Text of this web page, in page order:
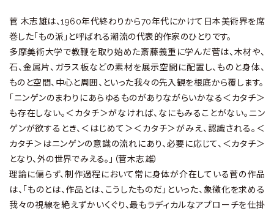
菅 木志雄は、1960年代終わりから70年代にかけて日本美術界を席
巻した「もの派」と呼ばれる潮流の代表的作家のひとりです。
多摩美術大学で教鞭を取り始めた斎藤義重に学んだ菅は、木材や、
石、金属片、ガラス板などの素材を展示空間に配置し、ものと身体、
ものと空間、中心と周囲、といった我々の先入観を根底から覆します。
「ニンゲンのまわりにあらゆるものがありながらいかなる＜カタチ＞
も存在しない。＜カタチ＞がなければ、なにもみることがない。ニン
ゲンが欲するとき、＜はじめて＞＜カタチ＞がみえ、認識される。＜
カタチ＞はニンゲンの意識の流れにあり、必要に応じて、＜カタチ＞
となり、外の世界でみえる。」（菅木志雄）
理論に偏らず、制作過程において常に身体が介在している菅の作品
は、「ものとは、作品とは、こうしたものだ」といった、象徴化を求める
我々の視線を絶えずかいくぐり、最もラディカルなアプローチを仕掛